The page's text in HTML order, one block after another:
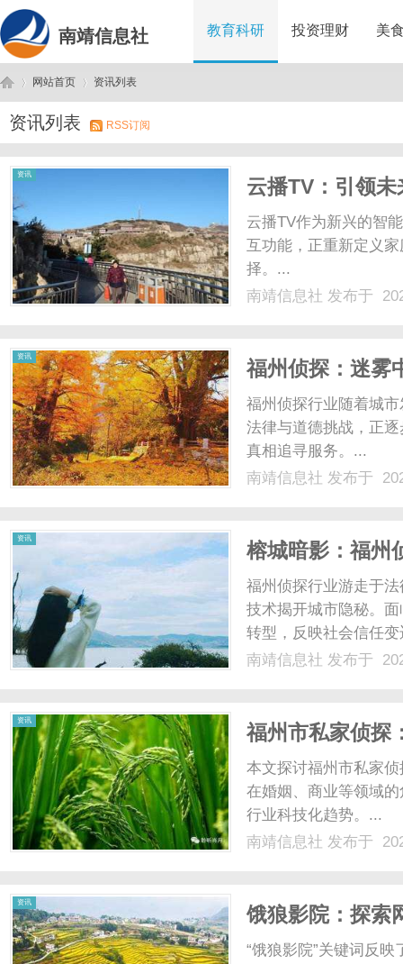
南靖信息社 教育科研 投资理财 美
南 ›
网站首页
›
资讯列表
资讯列表 RSS订阅
资讯
云播TV：引领
云播TV作为新兴的智
互功能，正重新定义
择。...
南靖信息社 发布于
资讯
福州侦探：迷雾
福州侦探行业随着城
法律与道德挑战，正
真相追寻服务。...
南靖信息社 发布于
资讯
榕城暗影：福州
福州侦探行业游走于
技术揭开城市隐秘。
转型，反映社会信任
南靖信息社 发布于
资讯
福州市私家侦探
本文探讨福州市私家
在婚姻、商业等领域
行业科技化趋势。...
南靖信息社 发布于
资讯
饿狼影院：探索
“饿狼影院”关键词反